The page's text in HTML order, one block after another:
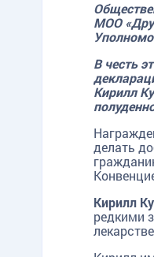
МОО
В честь
Кирилл
делать
Кирилл
редкими